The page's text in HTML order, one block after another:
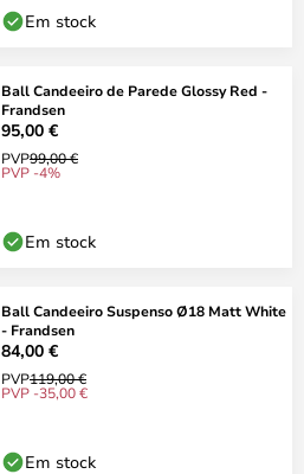
Em stock
Ball Candeeiro de Parede Glossy Red -
Frandsen
95,00 €
PVP99,00 €
PVP -4%
Em stock
Ball Candeeiro Suspenso Ø18 Matt White
- Frandsen
84,00 €
PVP119,00 €
PVP -35,00 €
Em stock